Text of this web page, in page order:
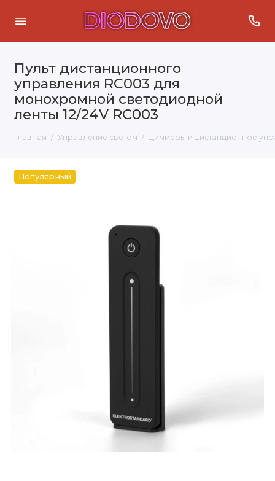
Пульт дистанционного
управления RC003 для
монохромной светодиодной
ленты 12/24V RC003
Главная Управление светом Диммеры и дистанционное
Популярный